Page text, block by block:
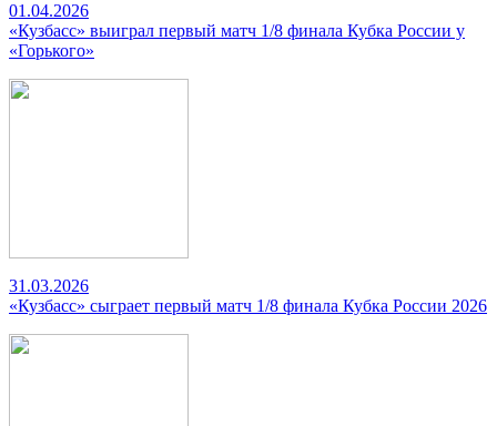
01.04.2026
«Кузбасс» выиграл первый матч 1/8 финала Кубка России у
«Горького»
31.03.2026
«Кузбасс» сыграет первый матч 1/8 финала Кубка России 2026